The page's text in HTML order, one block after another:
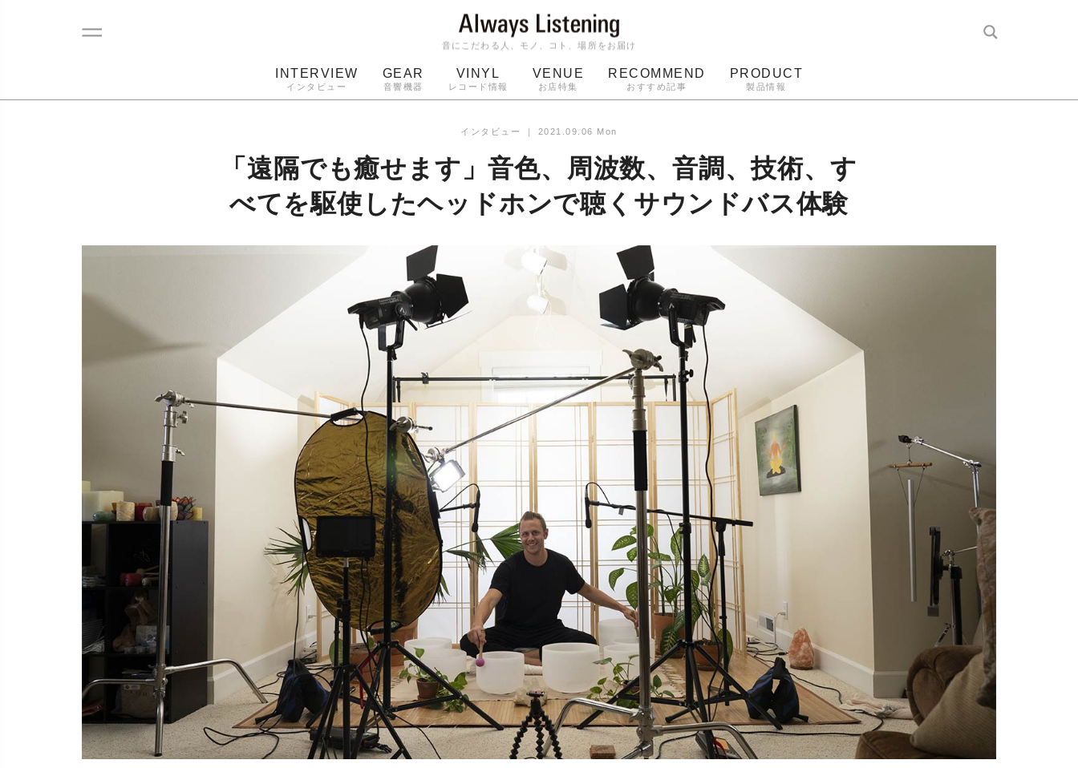
音にこだわる人、モノ、コト、場所をお届け
INTERVIEW
インタビュー
GEAR
音響機器
VINYL
レコード情報
VENUE
お店特集
RECOMMEND
おすすめ記事
PRODUCT
製品情報
ターンテーブル
インタビュー ｜ 2021.09.06 Mon
「遠隔でも癒せます」音色、周波数、音調、技術、す
べてを駆使したヘッドホンで聴くサウンドバス体験